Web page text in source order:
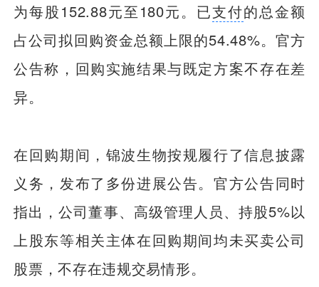
为每股152.88元至180元。已支付的总金额
占公司拟回购资金总额上限的54.48%。官方
公告称，回购实施结果与既定方案不存在差
异。
在回购期间，锦波生物按规履行了信息披露
义务，发布了多份进展公告。官方公告同时
指出，公司董事、高级管理人员、持股5%以
上股东等相关主体在回购期间均未买卖公司
股票，不存在违规交易情形。